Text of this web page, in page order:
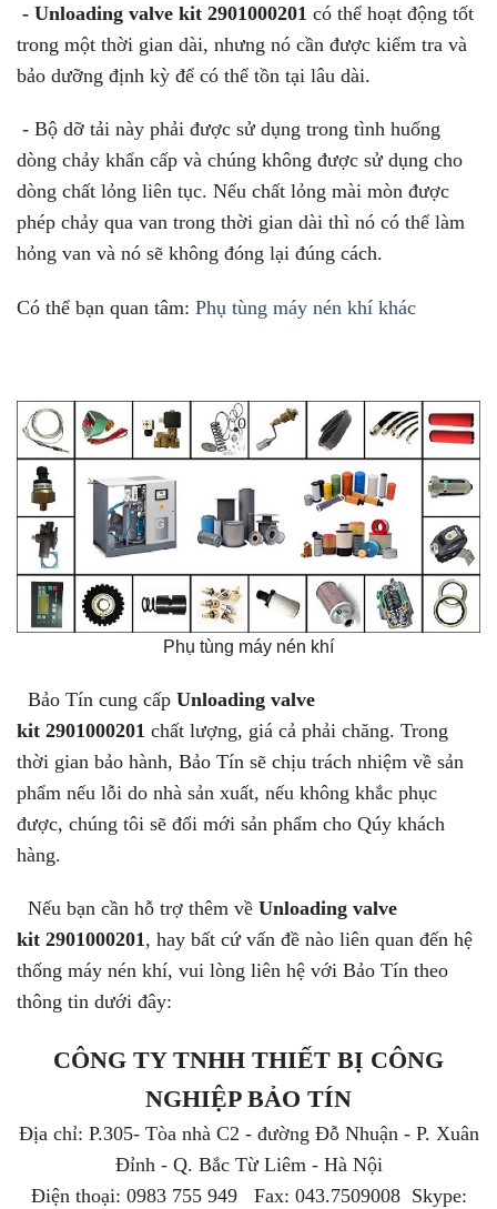
- Unloading valve kit 2901000201 có thể hoạt động tốt
trong một thời gian dài, nhưng nó cần được kiểm tra và
bảo dưỡng định kỳ để có thể tồn tại lâu dài.
- Bộ dỡ tải này phải được sử dụng trong tình huống
dòng chảy khẩn cấp và chúng không được sử dụng cho
dòng chất lỏng liên tục. Nếu chất lỏng mài mòn được
phép chảy qua van trong thời gian dài thì nó có thể làm
hỏng van và nó sẽ không đóng lại đúng cách.
Có thể bạn quan tâm: Phụ tùng máy nén khí khác
Phụ tùng máy nén khí
Bảo Tín cung cấp Unloading valve
kit 2901000201 chất lượng, giá cả phải chăng. Trong
thời gian bảo hành, Bảo Tín sẽ chịu trách nhiệm về sản
phẩm nếu lỗi do nhà sản xuất, nếu không khắc phục
được, chúng tôi sẽ đổi mới sản phẩm cho Qúy khách
hàng.
Nếu bạn cần hỗ trợ thêm về Unloading valve
kit 2901000201, hay bất cứ vấn đề nào liên quan đến hệ
thống máy nén khí, vui lòng liên hệ với Bảo Tín theo
thông tin dưới đây:
CÔNG TY TNHH THIẾT BỊ CÔNG
NGHIỆP BẢO TÍN
Địa chỉ: P.305- Tòa nhà C2 - đường Đỗ Nhuận - P. Xuân
Đỉnh - Q. Bắc Từ Liêm - Hà Nội
Điện thoại: 0983 755 949 Fax: 043.7509008 Skype: